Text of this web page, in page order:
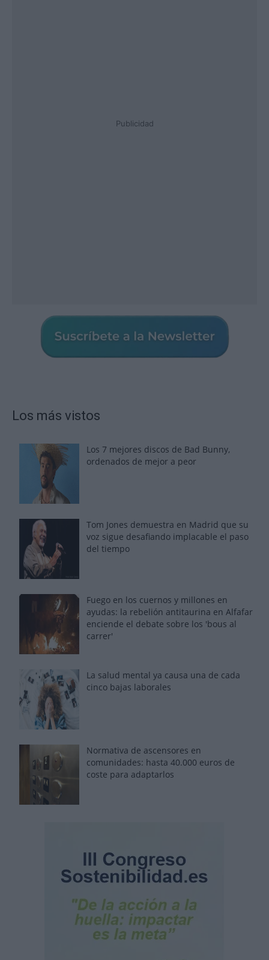
Publicidad
Los más vistos
Los 7 mejores discos de Bad Bunny,
ordenados de mejor a peor
Tom Jones demuestra en Madrid que su
voz sigue desafiando implacable el paso
del tiempo
Fuego en los cuernos y millones en
ayudas: la rebelión antitaurina en Alfafar
enciende el debate sobre los 'bous al
carrer'
La salud mental ya causa una de cada
cinco bajas laborales
Normativa de ascensores en
comunidades: hasta 40.000 euros de
coste para adaptarlos